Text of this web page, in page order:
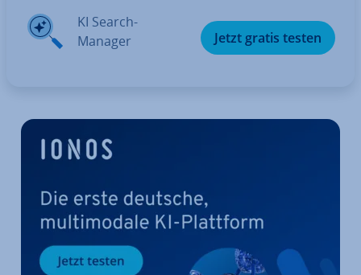
KI Search-
Manager
Jetzt gratis testen